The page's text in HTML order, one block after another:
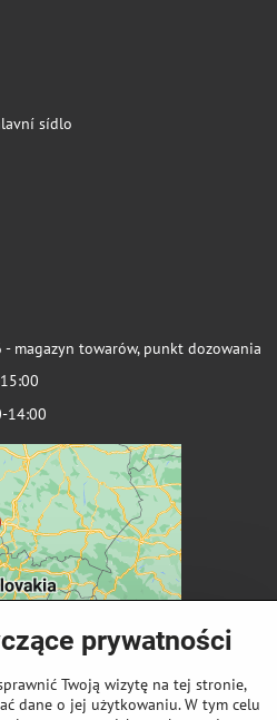
sídlo
- magazyn towarów, punkt dozowania
prywatności
Twoją wizytę na tej stronie,
dane o jej użytkowaniu. W tym celu